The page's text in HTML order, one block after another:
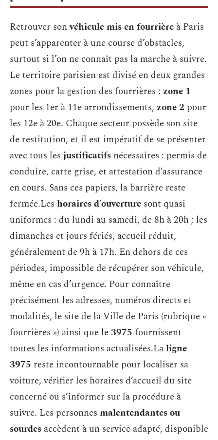
Retrouver sonvéhicule mis en fourrière à Paris
peut s’apparenter à une course d’obstacles,
surtout si l’on ne connaît pas la marche à suivre.
Le territoire parisien est divisé en deux grandes
zones pour la gestion des fourrières : zone 1
pour les 1er à 11e arrondissements, zone 2 pour
les 12e à 20e. Chaque secteur possède son site
de restitution, et il est impératif de se présenter
avec tous les justificatifs nécessaires : permis de
conduire, carte grise, et attestation d’assurance
en cours. Sans ces papiers, la barrière reste
fermée.Les horaires d’ouverture sont quasi
uniformes : du lundi au samedi, de 8h à 20h ; les
dimanches et jours fériés, accueil réduit,
généralement de 9h à 17h. En dehors de ces
périodes, impossible de récupérer son véhicule,
même en cas d’urgence. Pour connaître
précisément les adresses, numéros directs et
modalités, le site de la Ville de Paris (rubrique «
fourrières ») ainsi que le3975 fournissent
toutes les informations actualisées.Laligne
3975 reste incontournable pour localiser sa
voiture, vérifier les horaires d’accueil du site
concerné ou s’informer sur la procédure à
suivre. Les personnes malentendantes ou
sourdes accèdent à un service adapté, disponible